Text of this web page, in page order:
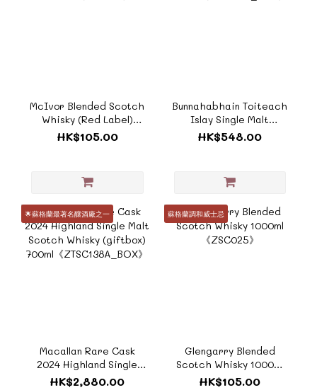
McIvor Blended Scotch
Whisky (Red Label)
1000ml《ZSC027》
HK$105.00
Bunnahabhain Toiteach
Islay Single Malt
(giftbox)
700ml《ZTSC243_BOX》
HK$548.00
🌟蘇格蘭最著名釀酒廠之一
Macallan Rare Cask
2024 Highland Single
Malt Scotch Whisky
HK$2,880.00
蘇格蘭調和威士忌
Glengarry Blended
Scotch Whisky 1000ml
《ZSC025》
HK$105.00